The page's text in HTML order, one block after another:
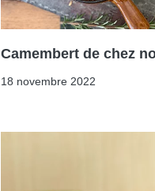
Camembert de chez
18 novembre 2022